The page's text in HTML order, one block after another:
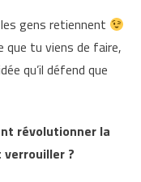
gens retiennent
que tu viens de faire,
qu’il défend que
révolutionner la
?